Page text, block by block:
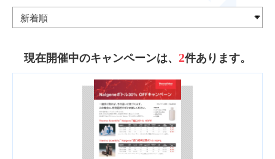
現在開催中のキャンペーンは、 2件あります。